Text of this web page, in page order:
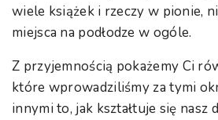
wiele książek i rzeczy w pionie,
miejsca na podłodze w ogóle.
Z przyjemnością pokażemy Ci
które wprowadziliśmy za tymi
innymi to, jak kształtuje się nasz